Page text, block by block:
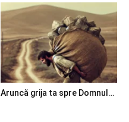
Aruncă grija ta spre Domnul…